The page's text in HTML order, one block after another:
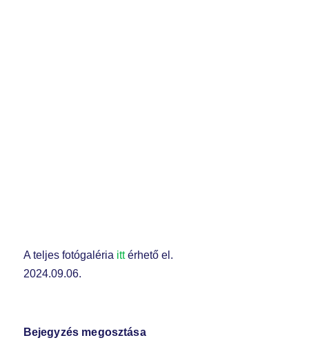
A teljes fotógaléria ittérhető el.
2024.09.06.
Bejegyzés megosztása